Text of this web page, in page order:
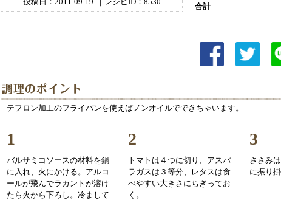
合計
テフロン加工のフライパンを使えばノンオイルでできちゃいます。
1
バルサミコソースの材料を鍋
に入れ、火にかける。アルコ
ールが飛んでラカントが溶け
たら火から下ろし。冷まして
2
トマトは４つに切り、アスパ
ラガスは３等分、レタスは食
べやすい大きさにちぎってお
く。
3
ささみ
に振り掛